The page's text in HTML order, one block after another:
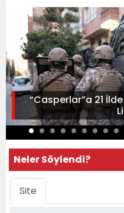
“Casperlar”a 21
Neler Söylendi?
Site